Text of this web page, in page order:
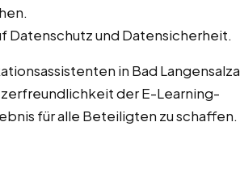
Datenschutz und Datensicherheit.
in Bad Langensalza
der E-Learning-
für alle Beteiligten zu schaffen.